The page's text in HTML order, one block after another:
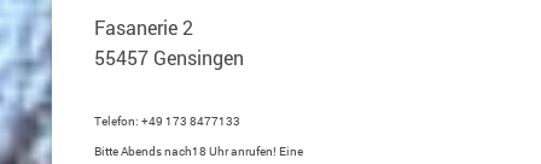
Fasanerie 2
55457 Gensingen
Telefon: +49 173 8477133
Bitte Abends nach18 Uhr anrufen! Eine